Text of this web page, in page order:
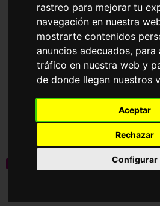
rastreo para mejorar tu
navegación en nuestra
mostrarte contenidos
anuncios adecuados, para
tráfico en nuestra web y
de donde llegan nuestros
Aceptar
Rechazar
Configurar
OO9531 SPHAERA
160,55€